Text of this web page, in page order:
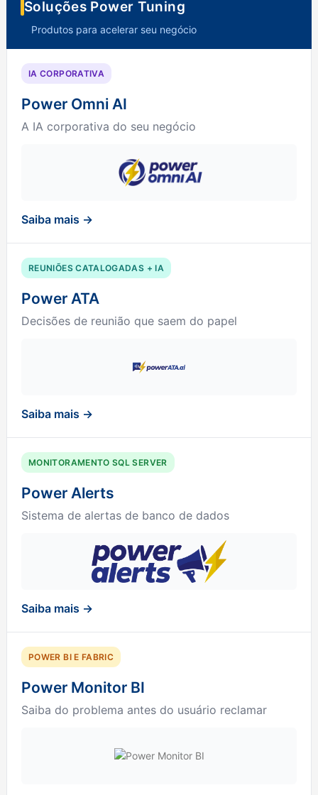
Soluções Power Tuning
Produtos para acelerar seu negócio
IA CORPORATIVA
Power Omni AI
A IA corporativa do seu negócio
Saiba mais →
REUNIÕES CATALOGADAS + IA
Power ATA
Decisões de reunião que saem do papel
Saiba mais →
MONITORAMENTO SQL SERVER
Power Alerts
Sistema de alertas de banco de dados
Saiba mais →
POWER BI E FABRIC
Power Monitor BI
Saiba do problema antes do usuário reclamar